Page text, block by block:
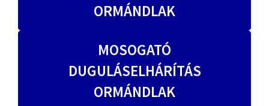
ORMÁNDLAK
MOSOGATÓ
DUGULÁSELHÁRÍTÁS
ORMÁNDLAK